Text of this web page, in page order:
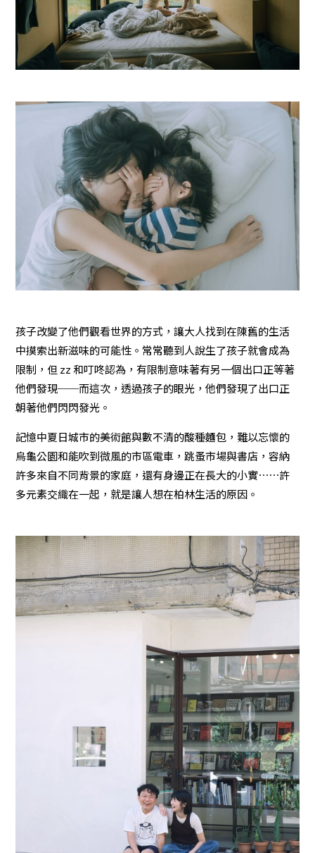
孩子改變了他們觀看世界的方式，讓大人找到在陳舊的生活
中摸索出新滋味的可能性。常常聽到人說生了孩子就會成為
限制，但 zz 和叮咚認為，有限制意味著有另一個出口正等著
他們發現──而這次，透過孩子的眼光，他們發現了出口正
朝著他們閃閃發光。
記憶中夏日城市的美術館與數不清的酸種麵包，難以忘懷的
烏龜公園和能吹到微風的市區電車，跳蚤市場與書店，容納
許多來自不同背景的家庭，還有身邊正在長大的小實⋯⋯許
多元素交織在一起，就是讓人想在柏林生活的原因。